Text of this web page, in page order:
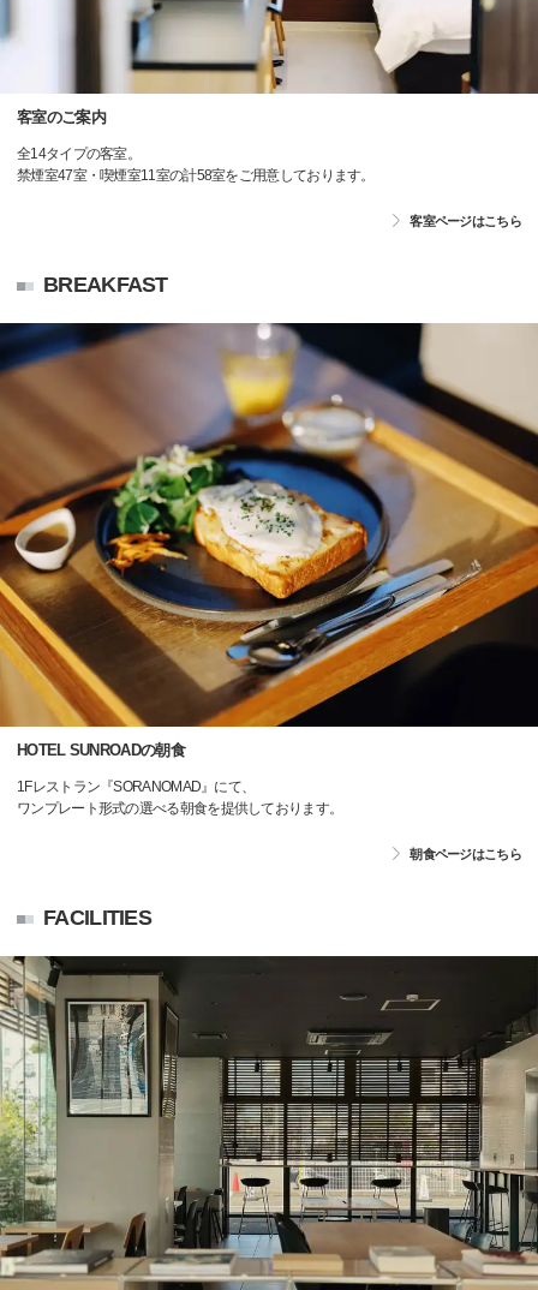
客室のご案内
全14タイプの客室。
禁煙室47室・喫煙室11室の計58室をご用意しております。
客室ページはこちら
BREAKFAST
HOTEL SUNROADの朝食
1Fレストラン『SORANOMAD』にて、
ワンプレート形式の選べる朝食を提供しております。
朝食ページはこちら
FACILITIES